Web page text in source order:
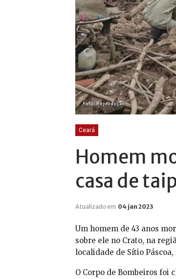
Ceará
Homem
casa de
Atualizado em 04 jan 2023
Um homem de 43 anos
sobre ele no Crato, na
localidade de Sítio
O Corpo de Bombeiros foi